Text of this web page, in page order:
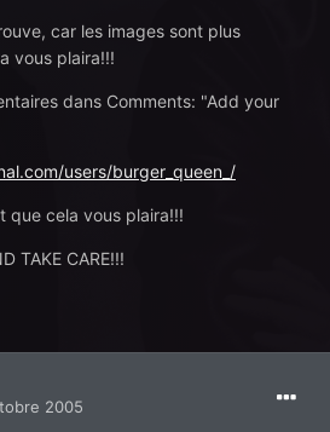
car les images sont plus
vous plaira!!!
dans Comments: "Add your
users/burger_queen_/
que cela vous plaira!!!
TAKE CARE!!!
2005